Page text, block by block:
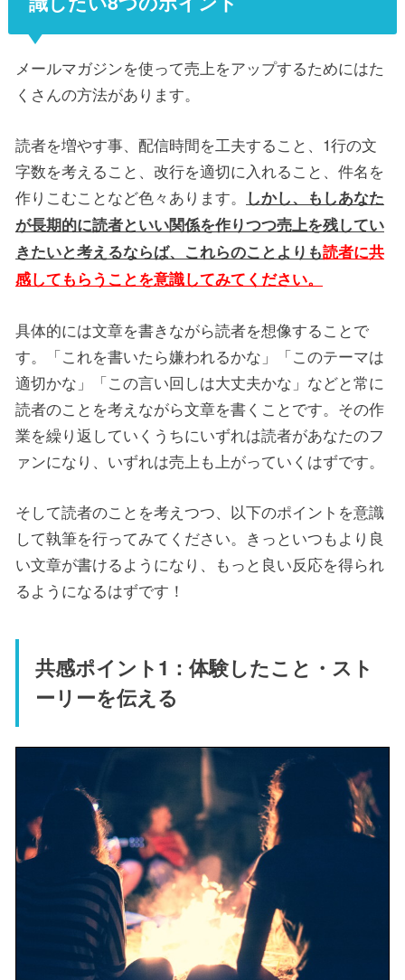
メールマガジンを使って売上をアップするためにはた
くさんの方法があります。
読者を増やす事、配信時間を工夫すること、1行の文
字数を考えること、改行を適切に入れること、件名を
作りこむことなど色々あります。
しかし、もしあなた
が長期的に読者といい関係を作りつつ売上を残してい
きたいと考えるならば、これらのことよりも読者に共
感してもらうことを意識してみてください。
具体的には文章を書きながら読者を想像することで
す。「これを書いたら嫌われるかな」「このテーマは
適切かな」「この言い回しは大丈夫かな」などと常に
読者のことを考えながら文章を書くことです。その作
業を繰り返していくうちにいずれは読者があなたのフ
ァンになり、いずれは売上も上がっていくはずです。
そして読者のことを考えつつ、以下のポイントを意識
して執筆を行ってみてください。きっといつもより良
い文章が書けるようになり、もっと良い反応を得られ
るようになるはずです！
共感ポイント1：体験したこと・スト
ーリーを伝える